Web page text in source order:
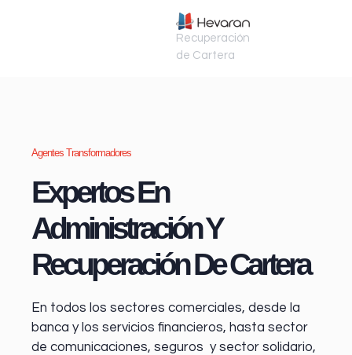
Recuperación
de Cartera
Agentes Transformadores
Expertos En
Administración Y
Recuperación De Cartera
En todos los sectores comerciales, desde la
banca y los servicios financieros, hasta sector
de comunicaciones, seguros y sector solidario,